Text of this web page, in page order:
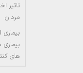
تاثیر
مردان
های